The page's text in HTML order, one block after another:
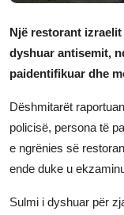
Një restorant
dyshuar antisemit,
paidentifikuar dhe
Dëshmitarët
policisë, persona të
e ngrënies së
ende duke u
Sulmi i dyshuar për